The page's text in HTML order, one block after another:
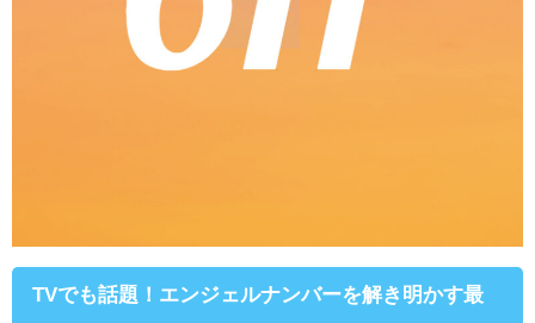
TVでも話題！エンジェルナンバーを解き明かす最